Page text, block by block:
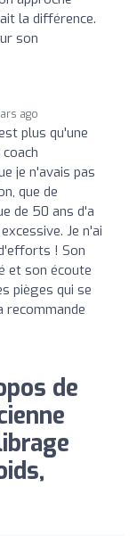
la différence.
son
ago
plus qu'une
je n'avais pas
que de
de 50 ans d'a
Je n'ai
! Son
et son écoute
pièges qui se
recommande
de